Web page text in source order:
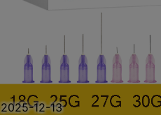
2025-12-13